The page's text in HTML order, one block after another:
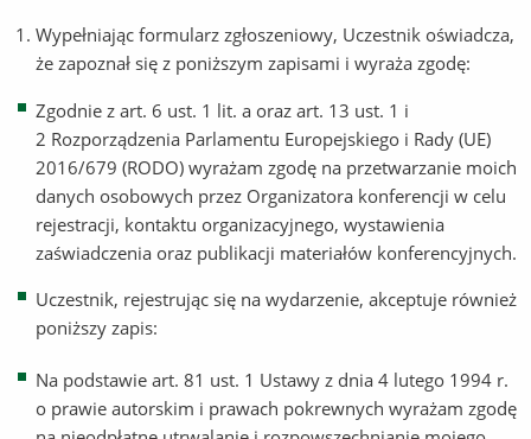
Wypełniając formularz zgłoszeniowy, Uczestnik oświadcza,
że zapoznał się z poniższym zapisami i wyraża zgodę:
Zgodnie z art. 6 ust. 1 lit. a oraz art. 13 ust. 1 i
2 Rozporządzenia Parlamentu Europejskiego i Rady (UE)
2016/679 (RODO) wyrażam zgodę na przetwarzanie moich
danych osobowych przez Organizatora konferencji w celu
rejestracji, kontaktu organizacyjnego, wystawienia
zaświadczenia oraz publikacji materiałów konferencyjnych.
Uczestnik, rejestrując się na wydarzenie, akceptuje również
poniższy zapis:
Na podstawie art. 81 ust. 1 Ustawy z dnia 4 lutego 1994 r.
o prawie autorskim i prawach pokrewnych wyrażam zgodę